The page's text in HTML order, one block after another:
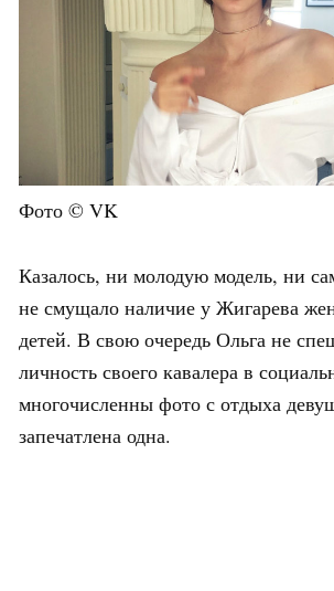
Фото © VK
Казалось, ни молодую модель, ни
не смущало наличие у Жигарева
детей. В свою очередь Ольга не
личность своего кавалера в
многочисленны фото с отдыха
запечатлена одна.